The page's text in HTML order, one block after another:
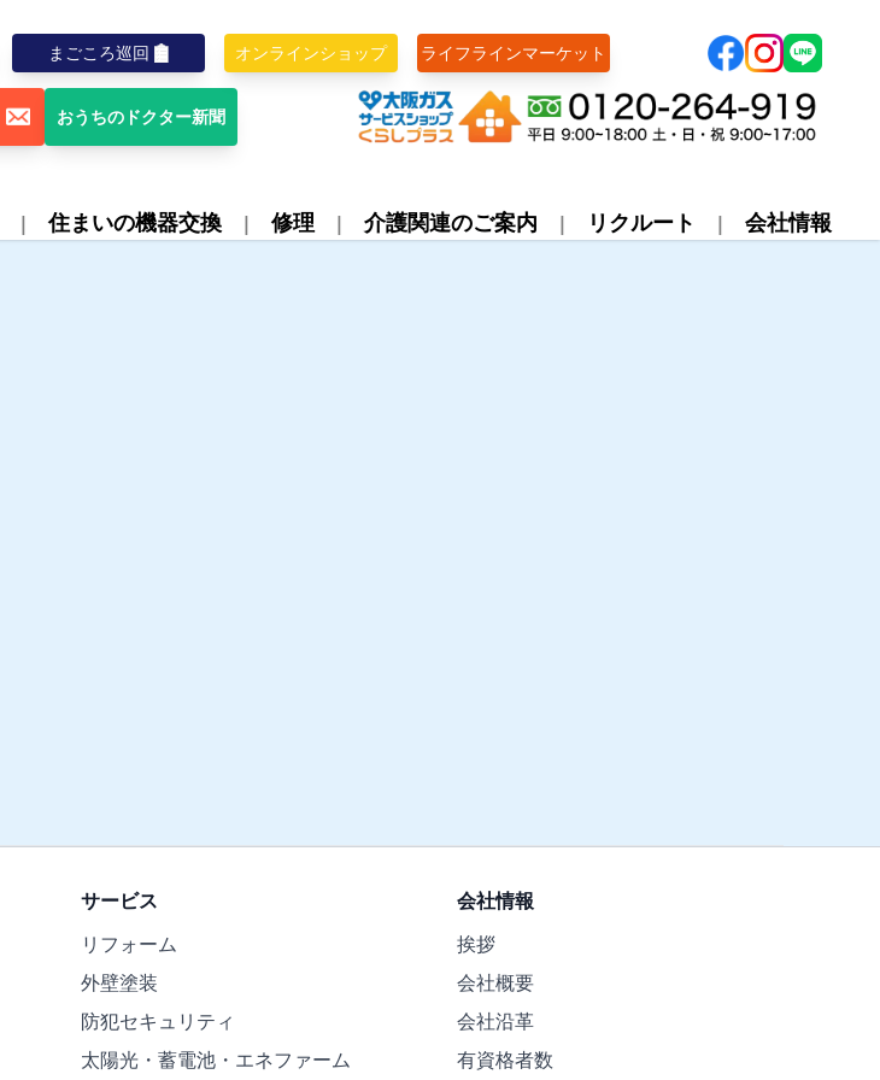
まごころ巡回 オンラインショップ ライフラインマーケット
おうちのドクター新聞
株式会社ライフライン
住まいの機器交換 修理 介護関連のご案内 リクルート 会社情報
サービス
リフォーム
外壁塗装
防犯セキュリティ
太陽光・蓄電池・エネファーム
会社情報
挨拶
会社概要
会社沿革
有資格者数